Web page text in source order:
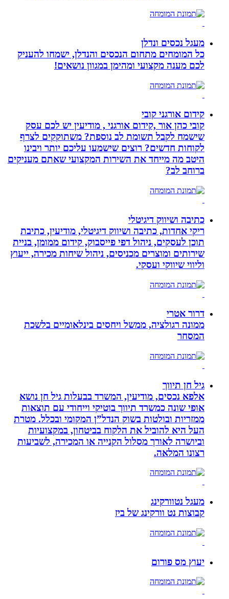
מעגל נכסים ונדלן
כל המומחים מתחום הנכסים והנדלן, ישמחו להעניק
לכם מענה מקצועי ומהימן במגוון נושאים!
קידום אורגני קובי
קובי כהן אור ,קידום אורגני , מודיעין יש לכם עסק
שישמח לקבל תשומת לב נוספת? משתוקקים לצרף
לקוחות חדשים? רוצים שישמעו עליכם יותר ויבינו
היטב מה מייחד את השירות המקצועי שאתם מעניקים
ברוחב לב?
כתיבה ושיווק דיגיטלי
ריקי אחדות, כתיבה ושיווק דיגיטלי, מודיעין, כתיבת
תוכן לעסקים, ניהול דפי פייסבוק, קידום ממומן, בניית
שירותים ומוצרים מכניסים, ניהול שיחות מכירה, ייעוץ
וליווי שיווקי ועסקי.
דרור אטרי
ממונה רגולציה, ממשל ויחסים בינלאומיים בלשכת
המסחר
גיל חן תיווך
אלפא נכסים, מודיעין, המשרד בבעלות גיל חן נושא
אופי שונה כמשרד תיווך בוטיקי וייחודי עם תוצאות
ממזריות ובולטות בשוק הנדל”ן המקומי ובכלל. מטרת
העל היא להוביל את הלקוח בביטחון, במקצועיות
וביושרה לאורך מסלול הקנייה או המכירה, לשביעות
רצונו המלאה.
מעגל נטוורקינג
קבוצות נט וורקינג של ביז
יעוץ מס פורום